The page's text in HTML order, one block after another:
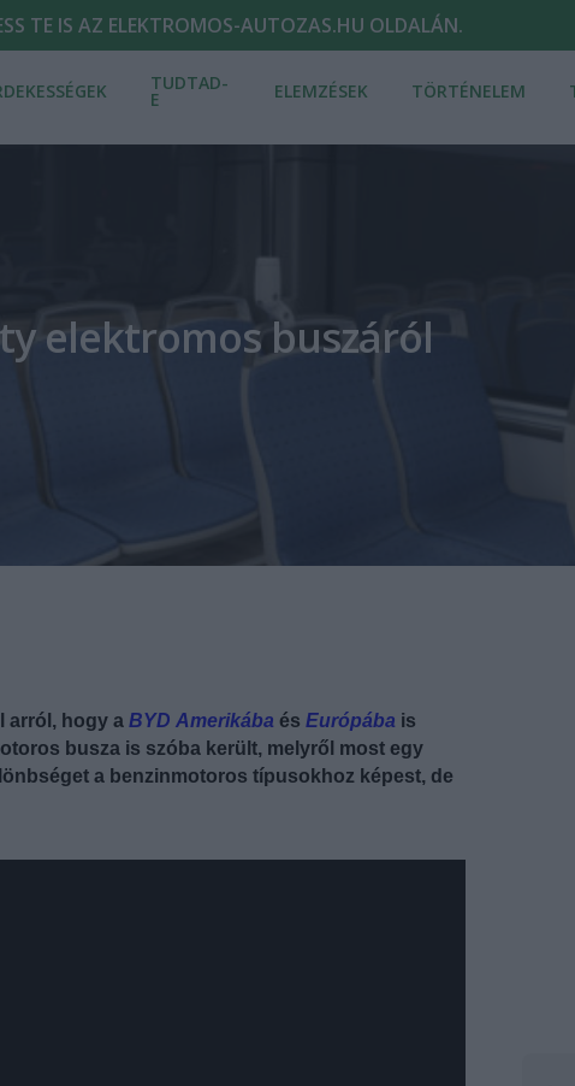
TE IS AZ ELEKTROMOS-AUTOZAS.HU OLDALÁN.
TUDTAD-
E ELEMZÉSEK TÖRTÉNELEM
elektromos buszáról
arról, hogy a BYD Amerikába és Európába is
busza is szóba került, melyről most egy
a benzinmotoros típusokhoz képest, de